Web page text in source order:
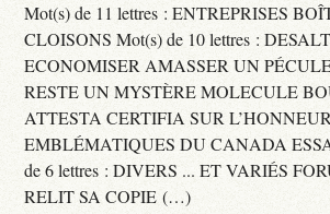
Mot(s) de 11 lettres : ENTREPRISES
CLOISONS Mot(s) de 10 lettres :
ECONOMISER AMASSER UN
RESTE UN MYSTÈRE MOLECULE
ATTESTA CERTIFIA SUR
EMBLÉMATIQUES DU CANADA
de 6 lettres : DIVERS ... ET VARIÉS
RELIT SA COPIE (…)